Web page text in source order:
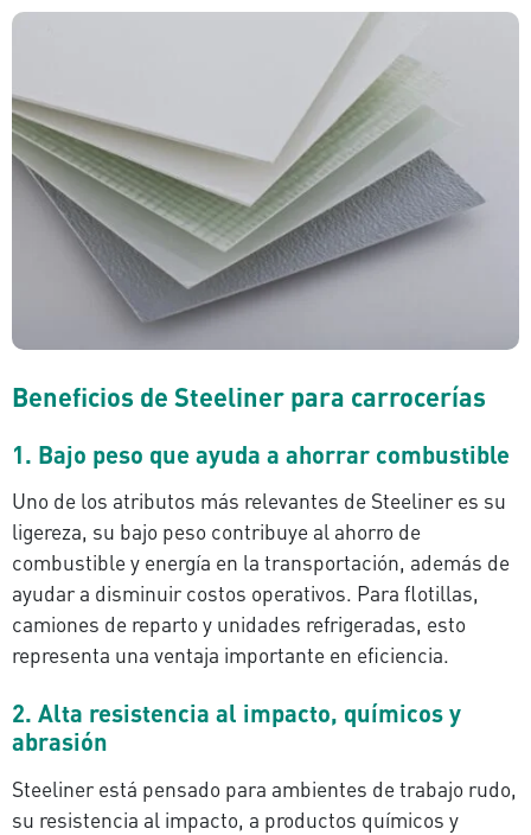
Beneficios de Steeliner para carrocerías
1. Bajo peso que ayuda a ahorrar combustible
Uno de los atributos más relevantes de Steeliner es su
ligereza, su bajo peso contribuye al ahorro de
combustible y energía en la transportación, además de
ayudar a disminuir costos operativos. Para flotillas,
camiones de reparto y unidades refrigeradas, esto
representa una ventaja importante en eficiencia.
2. Alta resistencia al impacto, químicos y
abrasión
Steeliner está pensado para ambientes de trabajo rudo,
su resistencia al impacto, a productos químicos y